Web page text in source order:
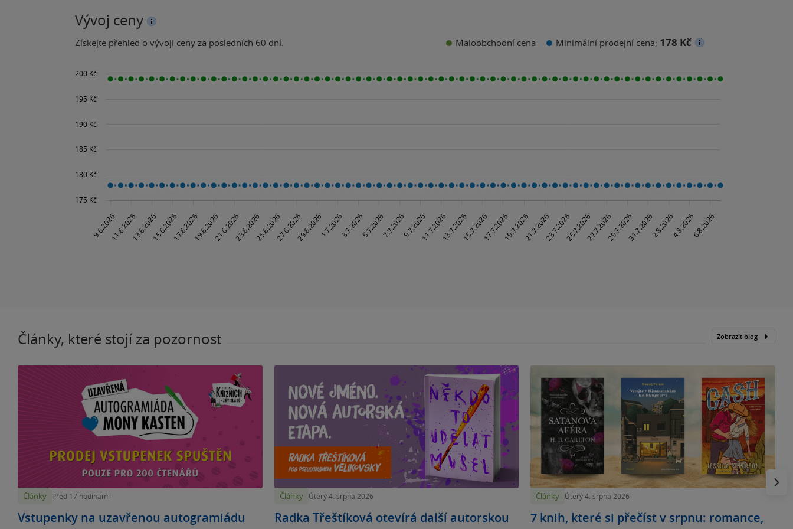
Vývoj ceny
Získejte přehled o vývoji ceny za posledních 60 dní. Maloobchodní cena Minimální prodejní cena: 178 Kč
Články, které stojí za pozornost Zobrazit blog
Články Před 17 hodinami
Vstupenky na uzavřenou autogramiádu
Články Úterý 4. srpna 2026
Radka Třeštíková otevírá další autorskou
Články Úterý 4. srpna 2026
7 knih, které si přečíst v srpnu: romance,